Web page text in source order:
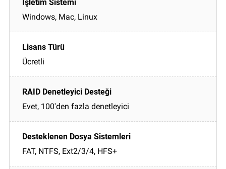
Windows, Mac, Linux
Ücretli
Evet, 100'den fazla denetleyici
FAT, NTFS, Ext2/3/4, HFS+